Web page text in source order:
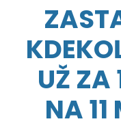
UŽ ZA
NA